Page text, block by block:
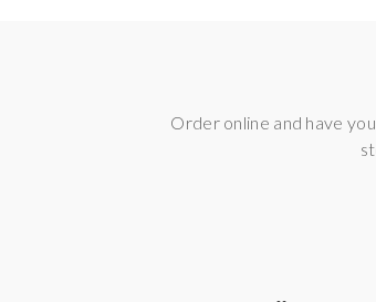
LUXE XR MAX POD KIT
Coil 0,2 Ohm
Order online and have